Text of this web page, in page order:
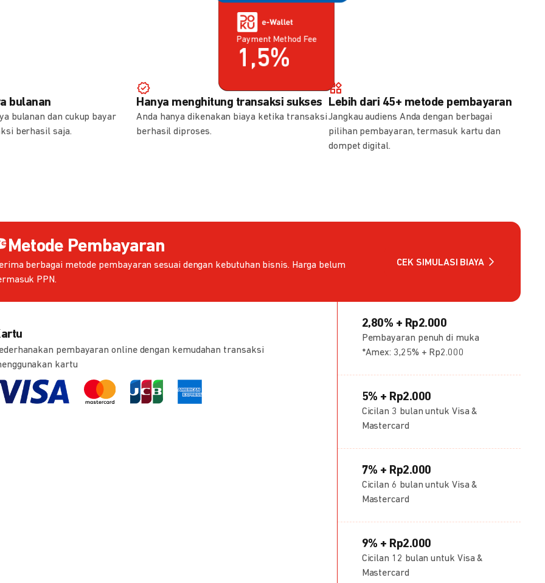
Payment Method Fee
0,7%
Payment Method Fee
1,5%
bulanan
bulanan dan cukup bayar
berhasil saja.
Hanya menghitung transaksi sukses
Anda hanya dikenakan biaya ketika transaksi
berhasil diproses.
Lebih dari 45+ metode pembayaran
Jangkau audiens Anda dengan berbagai
pilihan pembayaran, termasuk kartu dan
dompet digital.
Metode Pembayaran
berbagai metode pembayaran sesuai dengan kebutuhan bisnis. Harga belum
PPN.
CEK SIMULASI BIAYA
pembayaran online dengan kemudahan transaksi
kartu
2,80% + Rp2.000
Pembayaran penuh di muka
*Amex: 3,25% + Rp2.000
5% + Rp2.000
Cicilan 3 bulan untuk Visa &
Mastercard
7% + Rp2.000
Cicilan 6 bulan untuk Visa &
Mastercard
9% + Rp2.000
Cicilan 12 bulan untuk Visa &
Mastercard